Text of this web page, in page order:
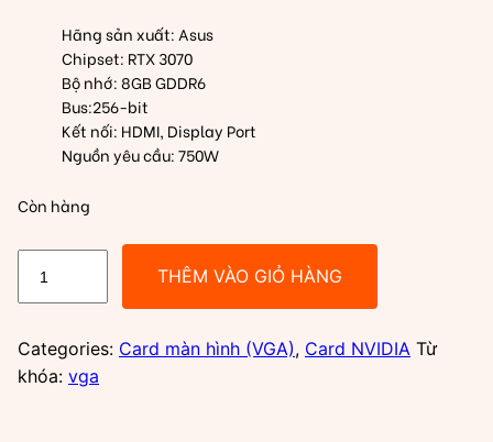
Hãng sản xuất: Asus
Chipset: RTX 3070
Bộ nhớ: 8GB GDDR6
Bus:256-bit
Kết nối: HDMI, Display Port
Nguồn yêu cầu: 750W
Còn hàng
Asus
3070
8GB
THÊM VÀO GIỎ HÀNG
Categories: Card màn hình (VGA), Card NVIDIA Từ
khóa: vga